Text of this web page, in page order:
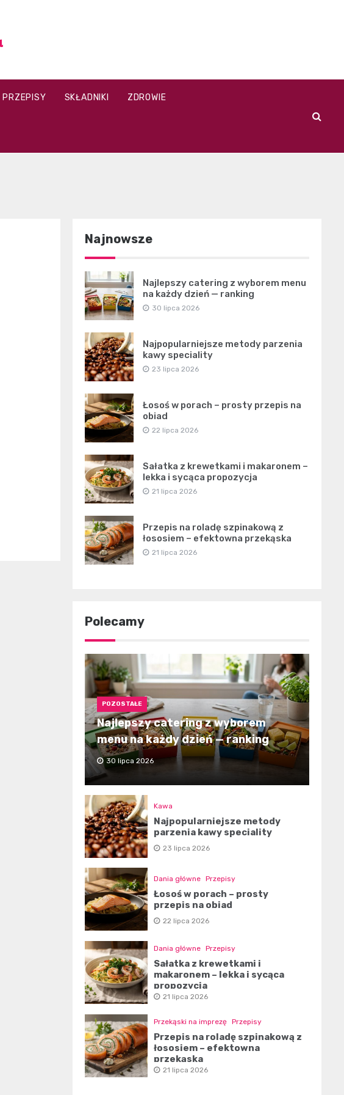
PRZEPISY SKŁADNIKI ZDROWIE
Najnowsze
Najlepszy catering z wyborem menu
na każdy dzień — ranking
30 lipca 2026
Najpopularniejsze metody parzenia
kawy speciality
23 lipca 2026
Łosoś w porach – prosty przepis na
obiad
22 lipca 2026
Sałatka z krewetkami i makaronem –
lekka i sycąca propozycja
21 lipca 2026
Przepis na roladę szpinakową z
łososiem – efektowna przekąska
21 lipca 2026
Polecamy
POZOSTAŁE
Najlepszy catering z wyborem
menu na każdy dzień — ranking
30 lipca 2026
Kawa
Najpopularniejsze metody
parzenia kawy speciality
23 lipca 2026
Dania główne Przepisy
Łosoś w porach – prosty
przepis na obiad
22 lipca 2026
Dania główne Przepisy
Sałatka z krewetkami i
makaronem – lekka i sycąca
propozycja
21 lipca 2026
Przekąski na imprezę Przepisy
Przepis na roladę szpinakową z
łososiem – efektowna
przekąska
21 lipca 2026